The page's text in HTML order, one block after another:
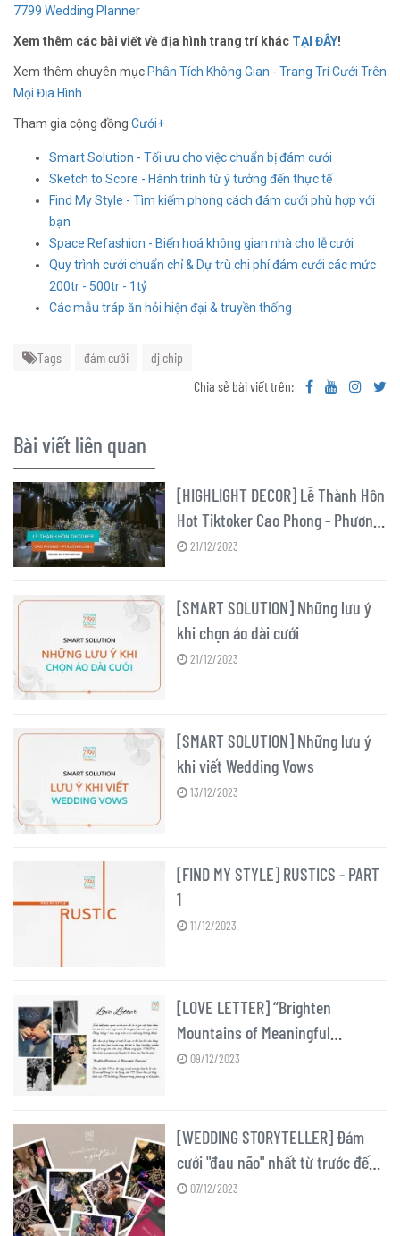
7799 Wedding Planner
Xem thêm các bài viết về địa hình trang trí khác TẠI ĐÂY!
Xem thêm chuyên mục Phân Tích Không Gian - Trang Trí Cưới Trên
Mọi Địa Hình
Tham gia cộng đồng Cưới+
Smart Solution - Tối ưu cho việc chuẩn bị đám cưới
Sketch to Score - Hành trình từ ý tưởng đến thực tế
Find My Style - Tìm kiếm phong cách đám cưới phù hợp với
bạn
Space Refashion - Biến hoá không gian nhà cho lễ cưới
Quy trình cưới chuẩn chỉ & Dự trù chi phí đám cưới các mức
200tr - 500tr - 1tỷ
Các mẫu tráp ăn hỏi hiện đại & truyền thống
Tags đám cưới
dj chip
Chia sẻ bài viết trên:
Bài viết liên quan
[HIGHLIGHT DECOR] Lễ Thành Hôn
Hot Tiktoker Cao Phong - Phương
Linh21/12/2023
[SMART SOLUTION] Những lưu ý
khi chọn áo dài cưới
21/12/2023
[SMART SOLUTION] Những lưu ý
khi viết Wedding Vows
13/12/2023
[FIND MY STYLE] RUSTICS - PART
1
11/12/2023
[LOVE LETTER] “Brighten
Mountains of Meaningful
Happiness”
09/12/2023
[WEDDING STORYTELLER] Đám
cưới "đau não" nhất từ trước đến
nay!07/12/2023